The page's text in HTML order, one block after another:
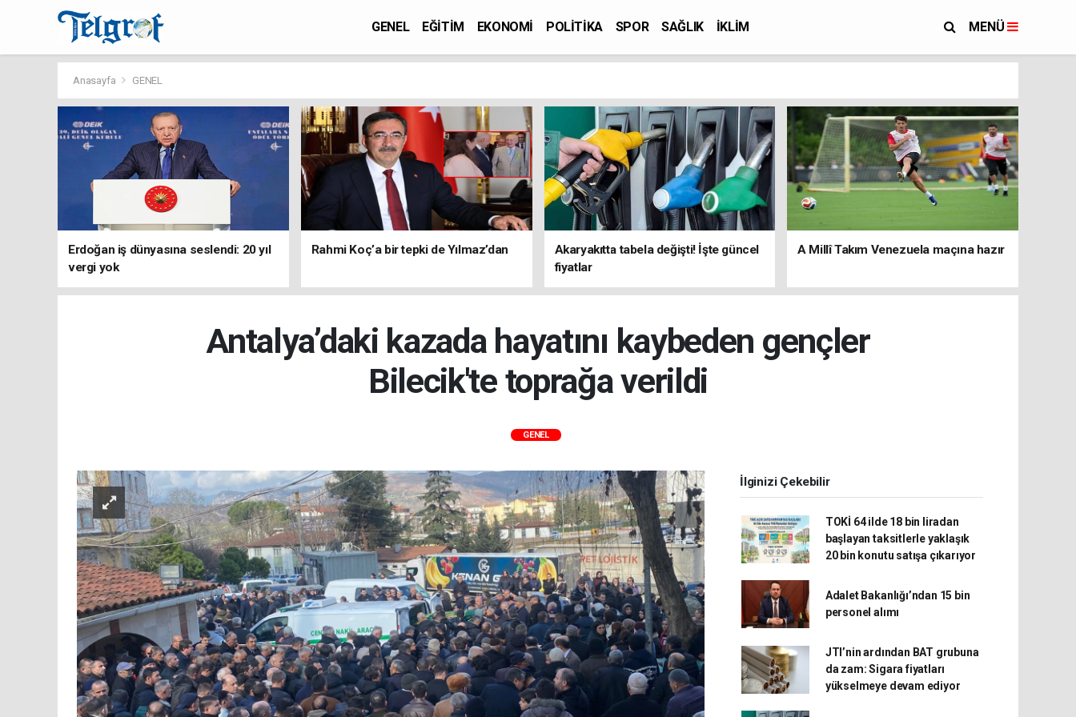
GENEL EĞİTİM EKONOMİ POLİTİKA SPOR SAĞLIK İKLİM MENÜ
Anasayfa GENEL
Erdoğan iş dünyasına seslendi: 20 yıl
vergi yok
Rahmi Koç’a bir tepki de Yılmaz’dan
Akaryakıtta tabela değişti! İşte güncel
fiyatlar
A Millî Takım Venezuela maçına hazır
Antalya’daki kazada hayatını kaybeden gençler
Bilecik'te toprağa verildi
GENEL
İlginizi Çekebilir
TOKİ 64 ilde 18 bin liradan
başlayan taksitlerle yaklaşık
20 bin konutu satışa çıkarıyor
Adalet Bakanlığı’ndan 15 bin
personel alımı
JTI’nin ardından BAT grubuna
da zam: Sigara fiyatları
yükselmeye devam ediyor